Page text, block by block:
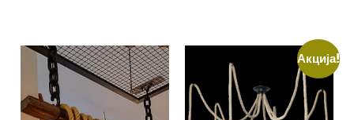
Акција!